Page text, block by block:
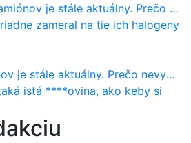
je stále aktuálny. Prečo nevyhynul ako pri osobákoch?
zameral na tie ich halogeny
aktuálny. Prečo nevyhynul ako pri osobákoch?
istá ****ovina, ako keby si